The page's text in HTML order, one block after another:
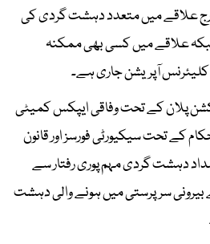
علاقے میں متعدد دہشت گردی کی
علاقے میں کسی بھی ممکنہ
آپریشن جاری ہے۔
پلان کے تحت وفاقی ایپکس کمیٹی
کے تحت سیکیورٹی فورسز اور قانون
دہشت گردی مہم پوری رفتار سے
سرپرستی میں ہونے والی دہشت